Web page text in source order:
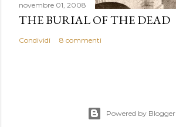
novembre 01, 2008
THE BURIAL OF THE DEAD
Condividi 8 commenti
Powered by Blogger